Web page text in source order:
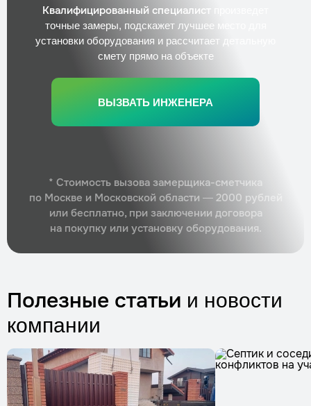
Квалифицированный специалист
точные замеры, подскажет лучшее место для
установки оборудования и рассчитает детальную
смету прямо на объекте
ВЫЗВАТЬ ИНЖЕНЕРА
* Стоимость вызова замерщика-сметчика
по Москве и Московской области — 2000 рублей
или бесплатно, при заключении договора
на покупку или установку оборудования.
Полезные статьи и новости
компании